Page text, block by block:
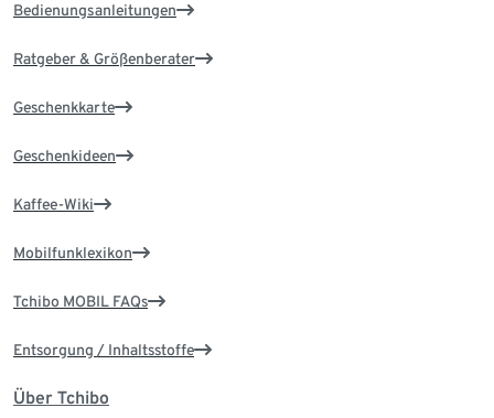
Bedienungsanleitungen
Ratgeber & Größenberater
Geschenkkarte
Geschenkideen
Kaffee-Wiki
Mobilfunklexikon
Tchibo MOBIL FAQs
Entsorgung / Inhaltsstoffe
Über Tchibo